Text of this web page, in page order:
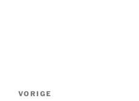
Vorig
VORIGE